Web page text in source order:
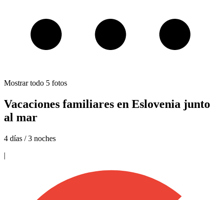
Mostrar todo 5 fotos
Vacaciones familiares en Eslovenia junto
al mar
4 días / 3 noches
|